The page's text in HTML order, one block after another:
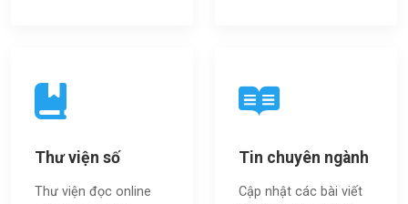
Thư viện số
Thư viện đọc online
Tin chuyên ngành
Cập nhật các bài viết